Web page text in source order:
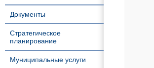
Документы
Стратегическое
планирование
Муниципальные услуги